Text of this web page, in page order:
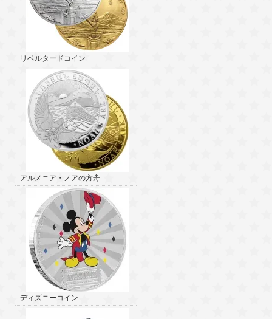
リベルタードコイン
アルメニア・ノアの方舟
ディズニーコイン